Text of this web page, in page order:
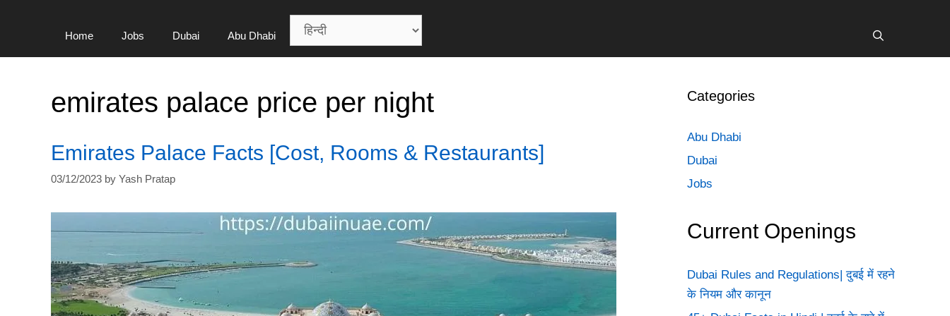
Home Jobs Dubai Abu Dhabi
emirates palace price per night
Emirates Palace Facts [Cost, Rooms & Restaurants]
03/12/2023 by Yash Pratap
Categories
Abu Dhabi
Dubai
Jobs
Current Openings
Dubai Rules and Regulations| दुबई में रहने
के नियम और कानून